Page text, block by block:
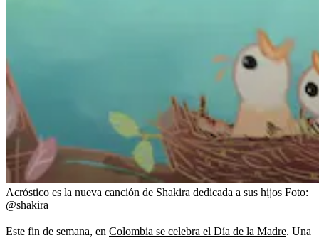
Acróstico es la nueva canción de Shakira dedicada a sus hijos Foto:
@shakira
Este fin de semana, en Colombia se celebra el Día de la Madre. Una